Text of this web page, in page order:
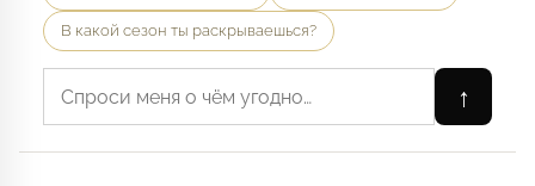
В какой сезон ты раскрываешься?
↑